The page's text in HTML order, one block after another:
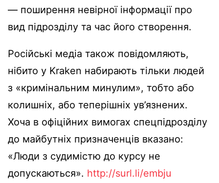
— поширення невірної інформації про
вид підрозділу та час його створення.
Російські медіа також повідомляють,
нібито у Kraken набирають тільки людей
з «кримінальним минулим», тобто або
колишніх, або теперішніх ув’язнених.
Хоча в офіційних вимогах спецпідрозділу
до майбутніх призначенців вказано:
«Люди з судимістю до курсу не
допускаються». http://surl.li/embju